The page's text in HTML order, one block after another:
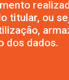
titular, ou
dos dados.